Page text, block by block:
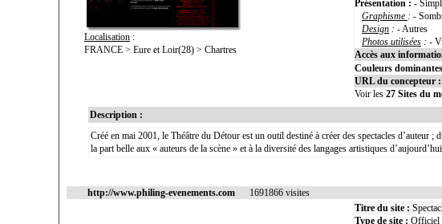
Localisation :
FRANCE > Eure et Loir(28) > Chartres
Présentation : -
Graphisme : -
Design : - Autres
Photos utilisées : -
Accès aux
Couleurs
URL du concepteur :
Voir les 27 Sites du
Description :
Créé en mai 2001, le Théâtre du Détour est un outil destiné à créer des spectacles d’auteur
la part belle aux « auteurs de la scène » et à la diversité des langages artistiques
http://www.philing-evenements.com 1691866 visites
Titre du site :
Type de site : Officiel